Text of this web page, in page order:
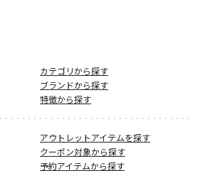
カテゴリから探す
ブランドから探す
特徴から探す
アウトレットアイテムを探す
クーポン対象から探す
予約アイテムから探す